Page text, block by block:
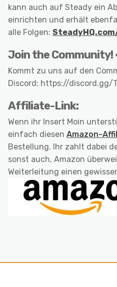
kann auch auf Steady ein
einrichten und erhält
alle Folgen:
Join the Community!
Kommt zu uns auf den
Discord: https://discord.gg/
Affiliate-Link:
Wenn ihr Insert Moin
einfach diesen Amazon-
Bestellung. Ihr zahlt dabei
sonst auch, Amazon
Weiterleitung einen